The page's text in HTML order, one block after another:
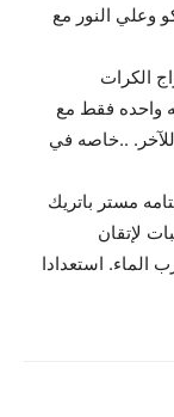
وعلي النور مع
الكرات
واحده فقط مع
للآخر. ..خاصه في
مستر باتريك
لإتقان
استعدادا